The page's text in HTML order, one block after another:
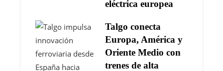
eléctrica europea
Talgo conecta
Europa, América y
Oriente Medio con
trenes de alta